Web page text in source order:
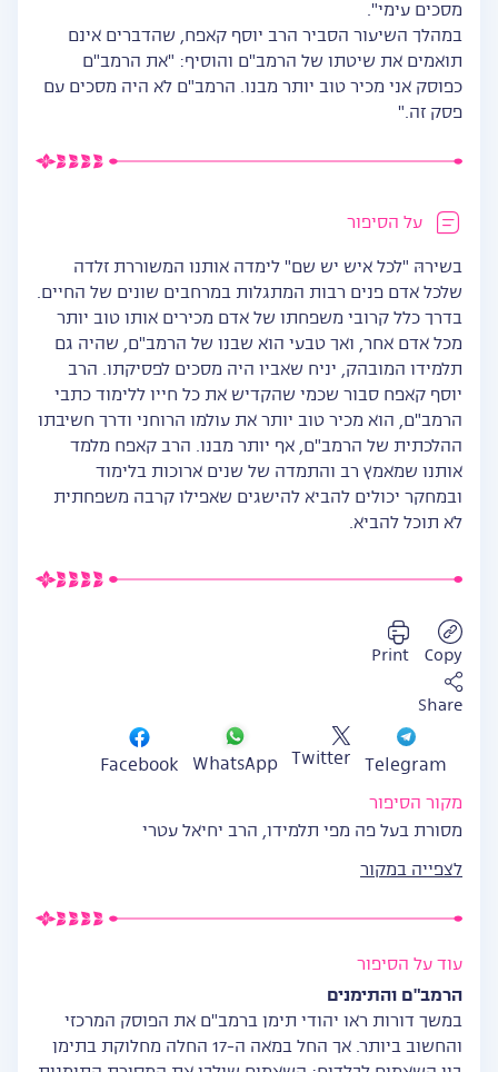
מסכים עימי".
במהלך השיעור הסביר הרב יוסף קאפח, שהדברים אינם
תואמים את שיטתו של הרמב"ם והוסיף: "את הרמב"ם
כפוסק אני מכיר טוב יותר מבנו. הרמב"ם לא היה מסכים עם
פסק זה."
על הסיפור
בשירהּ "לכל איש יש שם" לימדה אותנו המשוררת זלדה
שלכל אדם פנים רבות המתגלות במרחבים שונים של החיים.
בדרך כלל קרובי משפחתו של אדם מכירים אותו טוב יותר
מכל אדם אחר, ואך טבעי הוא שבנו של הרמב"ם, שהיה גם
תלמידו המובהק, יניח שאביו היה מסכים לפסיקתו. הרב
יוסף קאפח סבור שכמי שהקדיש את כל חייו ללימוד כתבי
הרמב"ם, הוא מכיר טוב יותר את עולמו הרוחני ודרך חשיבתו
ההלכתית של הרמב"ם, אף יותר מבנו. הרב קאפח מלמד
אותנו שמאמץ רב והתמדה של שנים ארוכות בלימוד
ובמחקר יכולים להביא להישגים שאפילו קרבה משפחתית
לא תוכל להביא.
Copy
Print
Share
Telegram
Twitter
WhatsApp
Facebook
מקור הסיפור
מסורת בעל פה מפי תלמידו, הרב יחיאל עטרי
לצפייה במקור
עוד על הסיפור
הרמב"ם והתימנים
במשך דורות ראו יהודי תימן ברמב"ם את הפוסק המרכזי
והחשוב ביותר. אך החל במאה ה-17 החלה מחלוקת בתימן